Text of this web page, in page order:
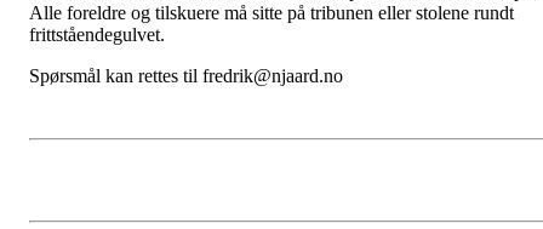
Alle foreldre og tilskuere må sitte på tribunen eller stolene rundt
frittståendegulvet.
Spørsmål kan rettes til fredrik@njaard.no